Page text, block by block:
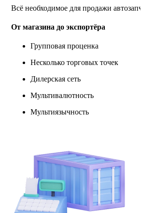
Всё необходимое для продажи
От магазина до экспортёра
Групповая проценка
Несколько торговых точек
Дилерская сеть
Мультивалютность
Мультиязычность